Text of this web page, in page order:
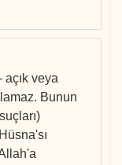
veya
Bunun